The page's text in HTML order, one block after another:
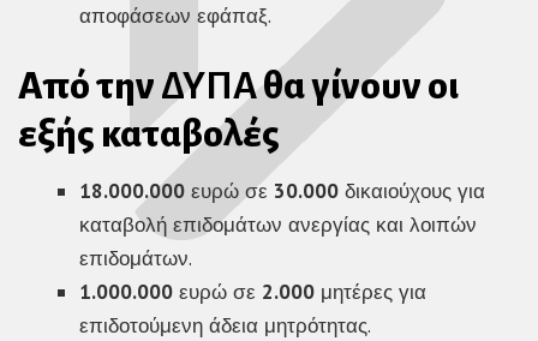
αποφάσεων εφάπαξ.
Από την ΔΥΠΑθα γίνουν οι
εξής καταβολές
18.000.000 ευρώ σε 30.000 δικαιούχους για
καταβολή επιδομάτων ανεργίας και λοιπών
επιδομάτων.
1.000.000 ευρώ σε 2.000 μητέρες για
επιδοτούμενη άδεια μητρότητας.